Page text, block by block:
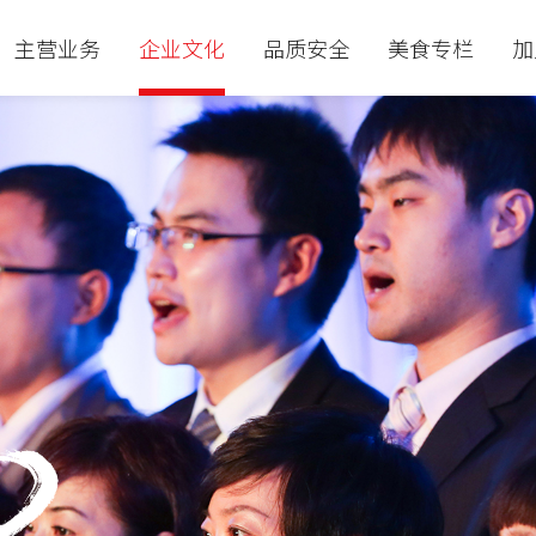
主营业务 企业文化 品质安全 美食专栏